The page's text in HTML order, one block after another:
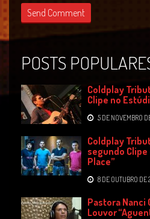
POSTS
Coldplay
Clipe no
5 DE NOVEMBRO
Coldplay
segundo Clipe
Place”
8 DE OUTUBRO DE
Pastora Nanci
Louvor